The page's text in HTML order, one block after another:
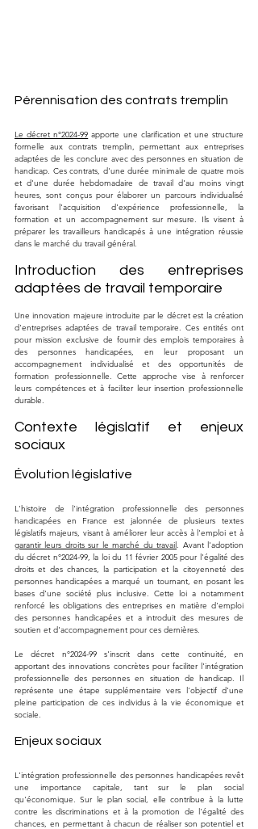
Pérennisation des contrats tremplin
Le décret n°2024-99 apporte une clarification et une structure
formelle aux contrats tremplin, permettant aux entreprises
adaptées de les conclure avec des personnes en situation de
handicap. Ces contrats, d'une durée minimale de quatre mois
et d'une durée hebdomadaire de travail d'au moins vingt
heures, sont conçus pour élaborer un parcours individualisé
favorisant l'acquisition d'expérience professionnelle, la
formation et un accompagnement sur mesure. Ils visent à
préparer les travailleurs handicapés à une intégration réussie
dans le marché du travail général.
Introduction des entreprises
adaptées de travail temporaire
Une innovation majeure introduite par le décret est la création
d'entreprises adaptées de travail temporaire. Ces entités ont
pour mission exclusive de fournir des emplois temporaires à
des personnes handicapées, en leur proposant un
accompagnement individualisé et des opportunités de
formation professionnelle. Cette approche vise à renforcer
leurs compétences et à faciliter leur insertion professionnelle
durable.
Contexte législatif et enjeux
sociaux
Évolution législative
L'histoire de l'intégration professionnelle des personnes
handicapées en France est jalonnée de plusieurs textes
garantir leurs droits sur le marché du travail . Avant l'adoption
du décret n°2024-99, la loi du 11 février 2005 pour l'égalité des
droits et des chances, la participation et la citoyenneté des
personnes handicapées a marqué un tournant, en posant les
bases d'une société plus inclusive. Cette loi a notamment
renforcé les obligations des entreprises en matière d'emploi
des personnes handicapées et a introduit des mesures de
soutien et d'accompagnement pour ces dernières.
Le décret n°2024-99 s'inscrit dans cette continuité, en
apportant des innovations concrètes pour faciliter l'intégration
professionnelle des personnes en situation de handicap. Il
représente une étape supplémentaire vers l'objectif d'une
pleine participation de ces individus à la vie économique et
sociale.
Enjeux sociaux
L'intégration professionnelle des personnes handicapées revêt
une importance capitale, tant sur le plan social
qu'économique. Sur le plan social, elle contribue à la lutte
contre les discriminations et à la promotion de l'égalité des
chances, en permettant à chacun de réaliser son potentiel et